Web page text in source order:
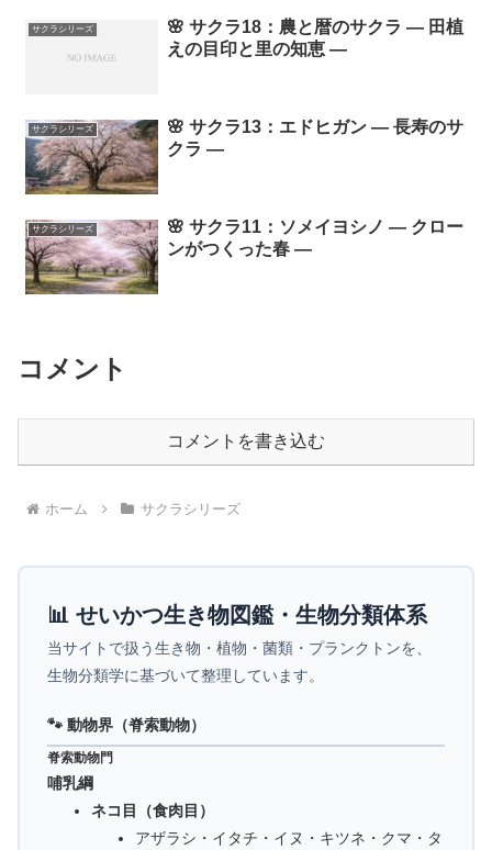
サクラシリーズ
🌸 サクラ18：農と暦のサクラ ― 田植
えの目印と里の知恵 ―
サクラシリーズ
🌸 サクラ13：エドヒガン ― 長寿のサ
クラ ―
サクラシリーズ
🌸 サクラ11：ソメイヨシノ ― クロー
ンがつくった春 ―
コメント
コメントを書き込む
ホーム サクラシリーズ
📊 せいかつ生き物図鑑・生物分類体系
当サイトで扱う生き物・植物・菌類・プランクトンを、
生物分類学に基づいて整理しています。
🐾 動物界（脊索動物）
脊索動物門
哺乳綱
ネコ目（食肉目）
アザラシ・イタチ・イヌ・キツネ・クマ・タ